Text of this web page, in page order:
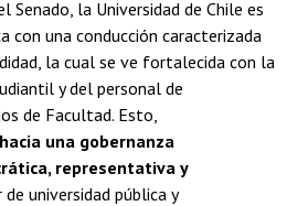
Senado, la Universidad de Chile es
con una conducción caracterizada
la cual se ve fortalecida con la
y del personal de
de Facultad. Esto,
una gobernanza
representativa y
universidad pública y